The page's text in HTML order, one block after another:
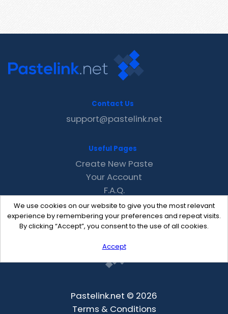
We use cookies on our website to give you the most relevant
experience by remembering your preferences and repeat visits.
By clicking “Accept”, you consent to the use of all cookies.
Accept
Contact Us
support@pastelink.net
Useful Pages
Create New Paste
Your Account
F.A.Q.
Recent
Contact
Pastelink.net © 2026
Terms & Conditions